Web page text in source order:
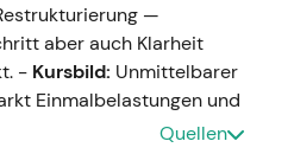
—
aber auch Klarheit
- Kursbild: Unmittelbarer
Einmalbelastungen und
Quellen